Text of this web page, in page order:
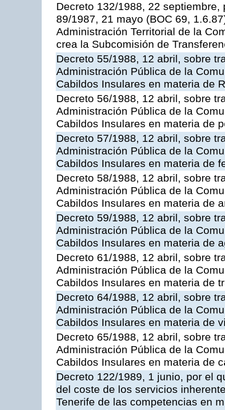
Decreto 132/1988, 22
89/1987, 21 mayo (BOC 69,
Administración Territorial de la
crea la Subcomisión de
Decreto 55/1988, 12 abril, sobre
Administración Pública de la
Cabildos Insulares en materia de
Decreto 56/1988, 12 abril, sobre
Administración Pública de la
Cabildos Insulares en materia de
Decreto 57/1988, 12 abril, sobre
Administración Pública de la
Cabildos Insulares en materia de
Decreto 58/1988, 12 abril, sobre
Administración Pública de la
Cabildos Insulares en materia de
Decreto 59/1988, 12 abril, sobre
Administración Pública de la
Cabildos Insulares en materia de
Decreto 61/1988, 12 abril, sobre
Administración Pública de la
Cabildos Insulares en materia de
Decreto 64/1988, 12 abril, sobre
Administración Pública de la
Cabildos Insulares en materia de
Decreto 65/1988, 12 abril, sobre
Administración Pública de la
Cabildos Insulares en materia de
Decreto 122/1989, 1 junio, por el
del coste de los servicios
Tenerife de las competencias en